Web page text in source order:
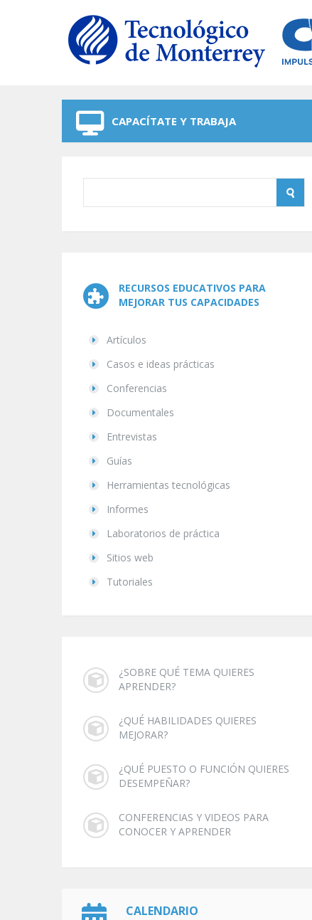
CAPACÍTATE Y TRABAJA
RECURSOS EDUCATIVOS PARA
MEJORAR TUS CAPACIDADES
Artículos
Casos e ideas prácticas
Conferencias
Documentales
Entrevistas
Guías
Herramientas tecnológicas
Informes
Laboratorios de práctica
Sitios web
Tutoriales
¿SOBRE QUÉ TEMA QUIERES
APRENDER?
¿QUÉ HABILIDADES QUIERES
MEJORAR?
¿QUÉ PUESTO O FUNCIÓN QUIERES
DESEMPEÑAR?
CONFERENCIAS Y VIDEOS PARA
CONOCER Y APRENDER
CALENDARIO